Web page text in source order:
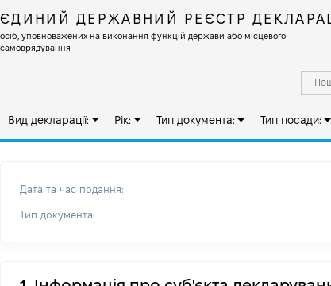
ЄДИНИЙ ДЕРЖАВНИЙ РЕЄСТР
осіб, уповноважених на виконання функцій держави або місцевого
самоврядування
Вид декларації: Рік: Тип документа: Тип посади:
Дата та час подання:
Тип документа: